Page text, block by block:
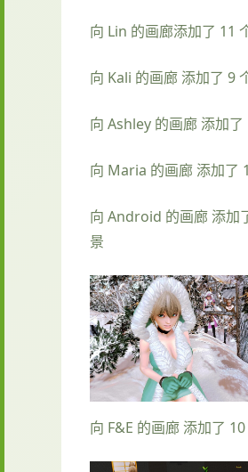
向 Lin 的画廊添加了 11
向 Kali 的画廊 添加了 9
向 Ashley 的画廊 添加了
向 Maria 的画廊 添加了
向 Android 的画廊 添加
景
向 F&E 的画廊 添加了